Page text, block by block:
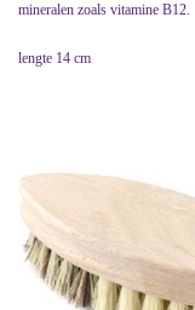
mineralen zoals vitamine B12.
lengte 14 cm